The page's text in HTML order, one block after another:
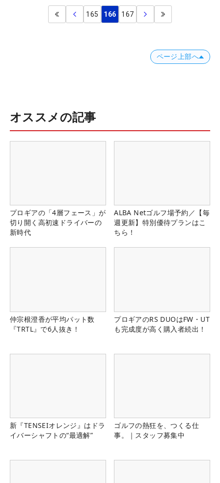
165 166 167
ページ上部へ
オススメの記事
プロギアの「4層フェース」が
切り開く高初速ドライバーの
新時代
ALBA Netゴルフ場予約／【毎
週更新】特別優待プランはこ
ちら！
仲宗根澄香が平均パット数
『TRTL』で6人抜き！
プロギアのRS DUOはFW・UT
も完成度が高く購入者続出！
新『TENSEIオレンジ』はドラ
イバーシャフトの“最適解”
ゴルフの熱狂を、つくる仕
事。｜スタッフ募集中